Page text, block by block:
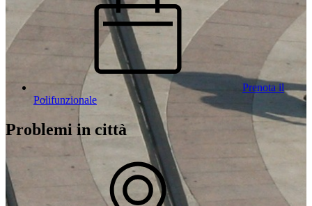
Prenota il
Polifunzionale
Problemi in città